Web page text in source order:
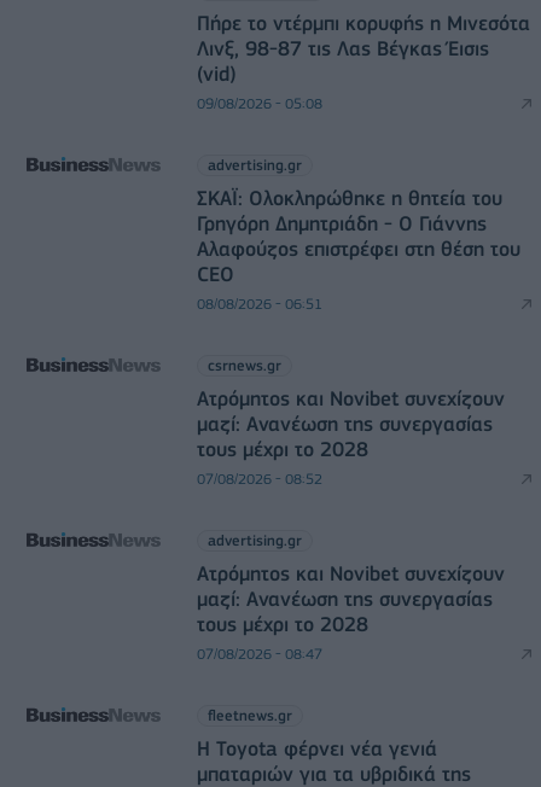
Πήρε το ντέρμπι κορυφής η Μινεσότα
Λινξ, 98-87 τις Λας Βέγκας Έισις
(vid)
09/08/2026 - 05:08
advertising.gr
ΣΚΑΪ: Ολοκληρώθηκε η θητεία του
Γρηγόρη Δημητριάδη - Ο Γιάννης
Αλαφούζος επιστρέφει στη θέση του
CEO
08/08/2026 - 06:51
csrnews.gr
Ατρόμητος και Novibet συνεχίζουν
μαζί: Ανανέωση της συνεργασίας
τους μέχρι το 2028
07/08/2026 - 08:52
advertising.gr
Ατρόμητος και Novibet συνεχίζουν
μαζί: Ανανέωση της συνεργασίας
τους μέχρι το 2028
07/08/2026 - 08:47
fleetnews.gr
Η Toyota φέρνει νέα γενιά
μπαταριών για τα υβριδικά της